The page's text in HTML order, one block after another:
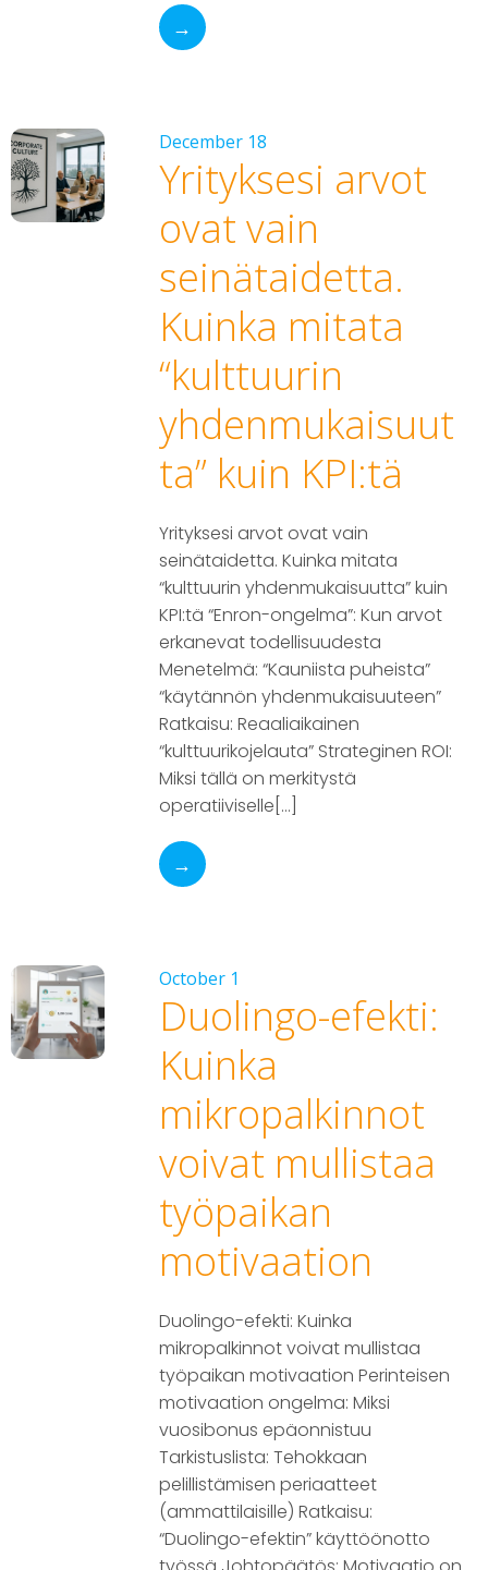
→
December 18
Yrityksesi arvot
ovat vain
seinätaidetta.
Kuinka mitata
“kulttuurin
yhdenmukaisuut
ta” kuin KPI:tä
Yrityksesi arvot ovat vain
seinätaidetta. Kuinka mitata
“kulttuurin yhdenmukaisuutta” kuin
KPI:tä “Enron-ongelma”: Kun arvot
erkanevat todellisuudesta
Menetelmä: “Kauniista puheista”
“käytännön yhdenmukaisuuteen”
Ratkaisu: Reaaliaikainen
“kulttuurikojelauta” Strateginen ROI:
Miksi tällä on merkitystä
operatiiviselle[…]
→
October 1
Duolingo-efekti:
Kuinka
mikropalkinnot
voivat mullistaa
työpaikan
motivaation
Duolingo-efekti: Kuinka
mikropalkinnot voivat mullistaa
työpaikan motivaation Perinteisen
motivaation ongelma: Miksi
vuosibonus epäonnistuu
Tarkistuslista: Tehokkaan
pelillistämisen periaatteet
(ammattilaisille) Ratkaisu:
“Duolingo-efektin” käyttöönotto